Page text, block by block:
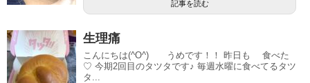
記事を読む
生理痛
こんにちは(^O^) うめです！！ 昨日も 食べた
♡ 今期2回目のタツタです♪ 毎週水曜に食べてるタツ
タ...